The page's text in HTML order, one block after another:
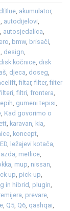
, akumulator,
, autodijelovi,
, autosjedalica,
, bmw, brisači,
, design,
disk kočnice, disk
, djeca, doseg,
,filtar,filter,filter
,filtri, frontera,
, gumeni tepisi,
, Kad govorimo o
, karavan, kia,
, koncept,
, ležajevi kotača,
, metlice,
, mup, nissan,
up, pick-up,
in hibrid, plugin,
, prevare,
, Q5, Q6, qashqai,